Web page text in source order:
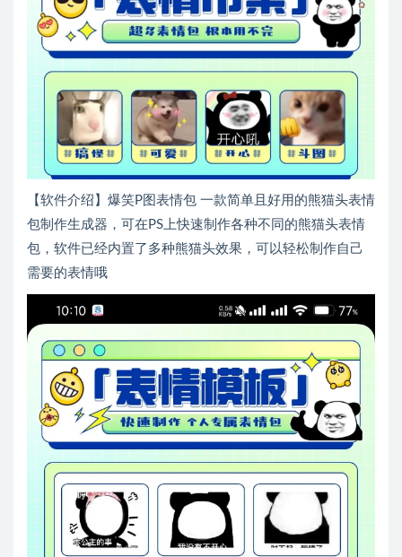
【软件介绍】爆笑P图表情包 一款简单且好用的熊猫头表情
包制作生成器，可在PS上快速制作各种不同的熊猫头表情
包，软件已经内置了多种熊猫头效果，可以轻松制作自己
需要的表情哦